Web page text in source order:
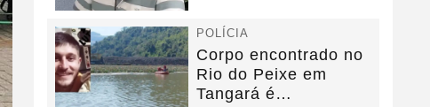
POLÍCIA
Corpo encontrado no
Rio do Peixe em
Tangará é